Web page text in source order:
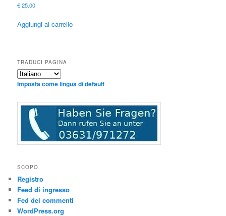
€25.00
Aggiungi al carrello
TRADUCI PAGINA
Imposta come lingua di default
SCOPO
Registro
Feed di ingresso
Fed dei commenti
WordPress.org